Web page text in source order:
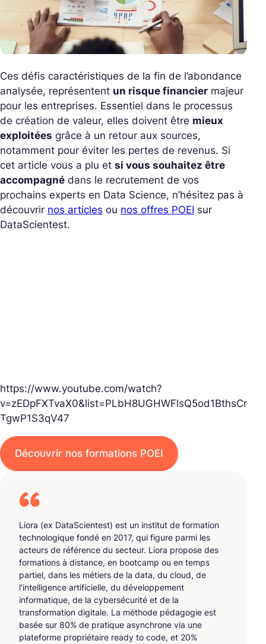
Ces défis caractéristiques de la fin de l’abondance
analysée, représentent un risque financier majeur
pour les entreprises. Essentiel dans le processus
de création de valeur, elles doivent être mieux
exploitées grâce à un retour aux sources,
notamment pour éviter les pertes de revenus. Si
cet article vous a plu et si vous souhaitez être
accompagné dans le recrutement de vos
prochains experts en Data Science, n’hésitez pas à
découvrir nos articles ou nos offres POEI sur
DataScientest.
https://www.youtube.com/watch?
v=zEDpFXTvaX0&list=PLbH8UGHWFlsQ5od1BthsCr
TgwP1S3qV47
Découvrir nos formations POEI
Liora (ex DataScientest) est un institut de formation
technologique fondé en 2017, qui figure parmi les
acteurs de référence du secteur. Liora propose des
formations à distance, en bootcamp ou en temps
partiel, dans les métiers de la data, du cloud, de
l’intelligence artificielle, du développement
informatique, de la cybersécurité et de la
transformation digitale. La méthode pédagogie est
basée sur 80% de pratique asynchrone via une
plateforme propriétaire ready to code, et 20%